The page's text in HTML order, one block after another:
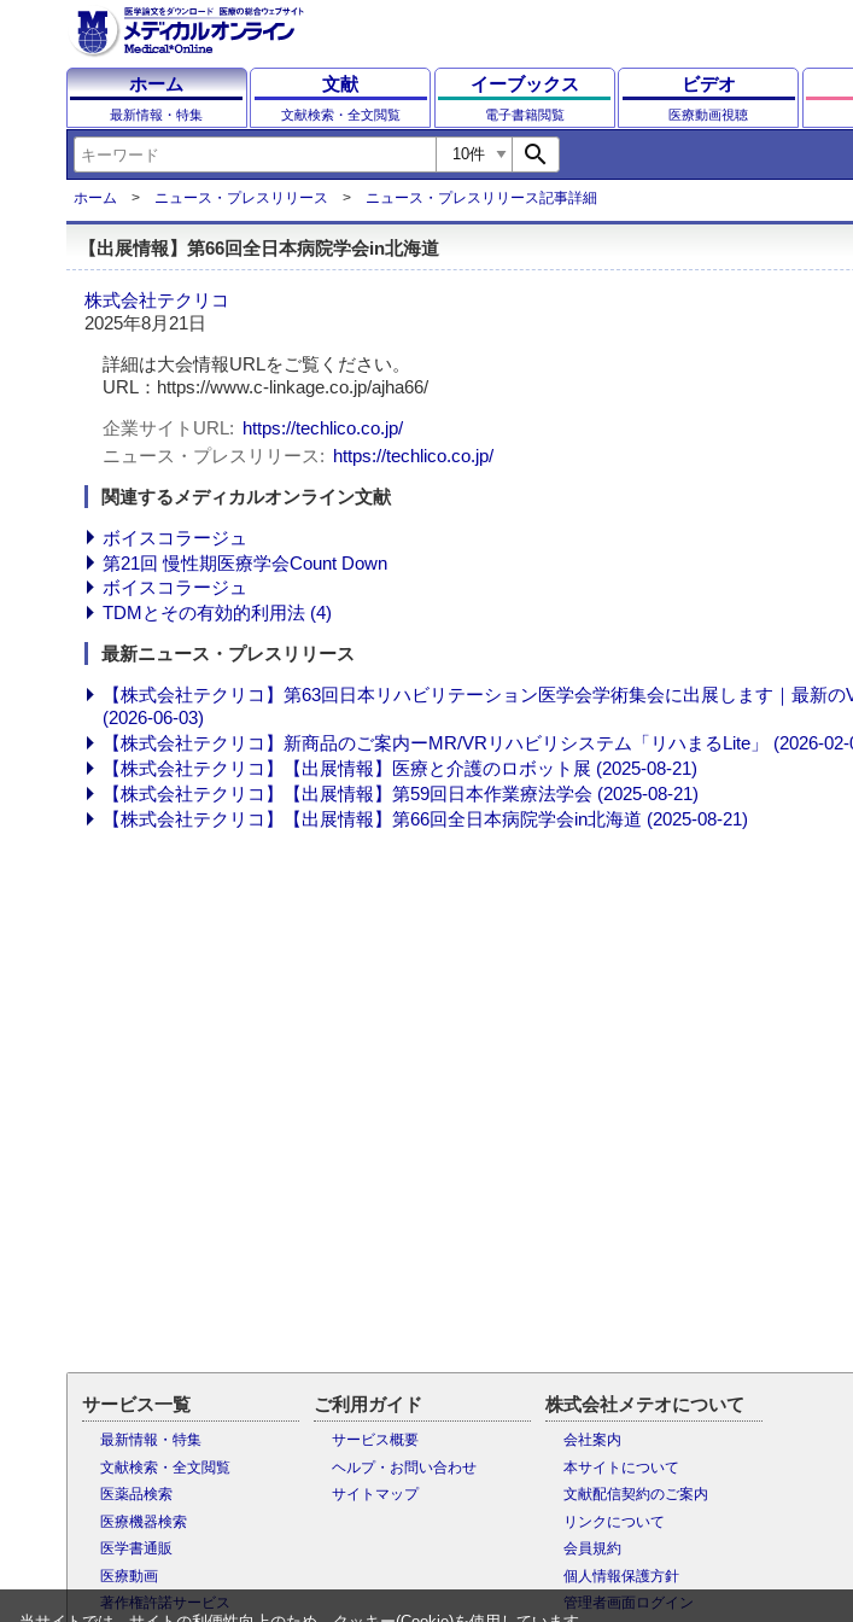
ホーム
最新情報・特集
文献
文献検索・全文閲覧
イーブックス
電子書籍閲覧
ビデオ
医療動画視聴
search
ホーム ニュース・プレスリリース ニュース・プレスリリース記事詳細
【出展情報】第66回全日本病院学会in北海道
株式会社テクリコ
2025年8月21日
詳細は大会情報URLをご覧ください。
URL：https://www.c-linkage.co.jp/ajha66/
企業サイトURL
https://techlico.co.jp/
ニュース・プレスリリース
https://techlico.co.jp/
関連するメディカルオンライン文献
ボイスコラージュ
第21回 慢性期医療学会Count Down
ボイスコラージュ
TDMとその有効的利用法 (4)
最新ニュース・プレスリリース
【株式会社テクリコ】第63回日本リハビリテーション医学会学術集会に出展します｜最新
(2026-06-03)
【株式会社テクリコ】新商品のご案内ーMR/VRリハビリシステム「リハまるLite」 (2026-02-
【株式会社テクリコ】【出展情報】医療と介護のロボット展 (2025-08-21)
【株式会社テクリコ】【出展情報】第59回日本作業療法学会 (2025-08-21)
【株式会社テクリコ】【出展情報】第66回全日本病院学会in北海道 (2025-08-21)
サービス一覧
最新情報・特集
文献検索・全文閲覧
医薬品検索
医療機器検索
医学書通販
医療動画
著作権許諾サービス
ご利用ガイド
サービス概要
ヘルプ・お問い合わせ
サイトマップ
株式会社メテオについて
会社案内
本サイトについて
文献配信契約のご案内
リンクについて
会員規約
個人情報保護方針
管理者画面ログイン